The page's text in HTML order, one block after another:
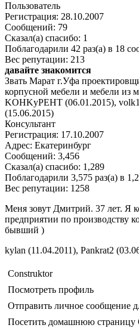
Пользователь
Регистрация: 28.10.2007
Сообщений: 79
Сказал(а) спасибо: 1
Поблагодарили 42 раз(а) в 18
Вес репутации: 213
давайте знакомится
Звать Марат г.Уфа
корпусной мебели и мебели из
KOHKyPEHT (06.01.2015),
(15.06.2015)
Консультант
Регистрация: 17.10.2007
Адрес: Екатеринбург
Сообщений: 3,456
Сказал(а) спасибо: 1,289
Поблагодарили 3,575 раз(а) в
Вес репутации: 1258
Меня зовут Дмитрий. 37 лет. Я
предприятии по производству
бывший )
kylan (11.04.2011), Pankrat2
Construktor
Посмотреть профиль
Отправить личное сообщение
Посетить домашнюю страницу